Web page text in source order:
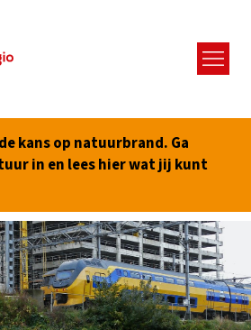
Menu
kans op natuurbrand. Ga
in en lees hier wat jij kunt